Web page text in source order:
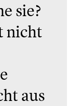
sie?
nicht
aus